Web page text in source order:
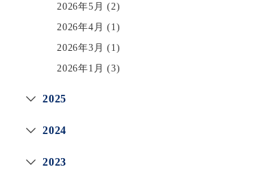
2026年5月 (2)
2026年4月 (1)
2026年3月 (1)
2026年1月 (3)
2025
2024
2023